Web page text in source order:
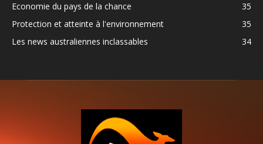
Economie du pays de la chance
35
Protection et atteinte à l'environnement
35
Les news australiennes inclassables
34